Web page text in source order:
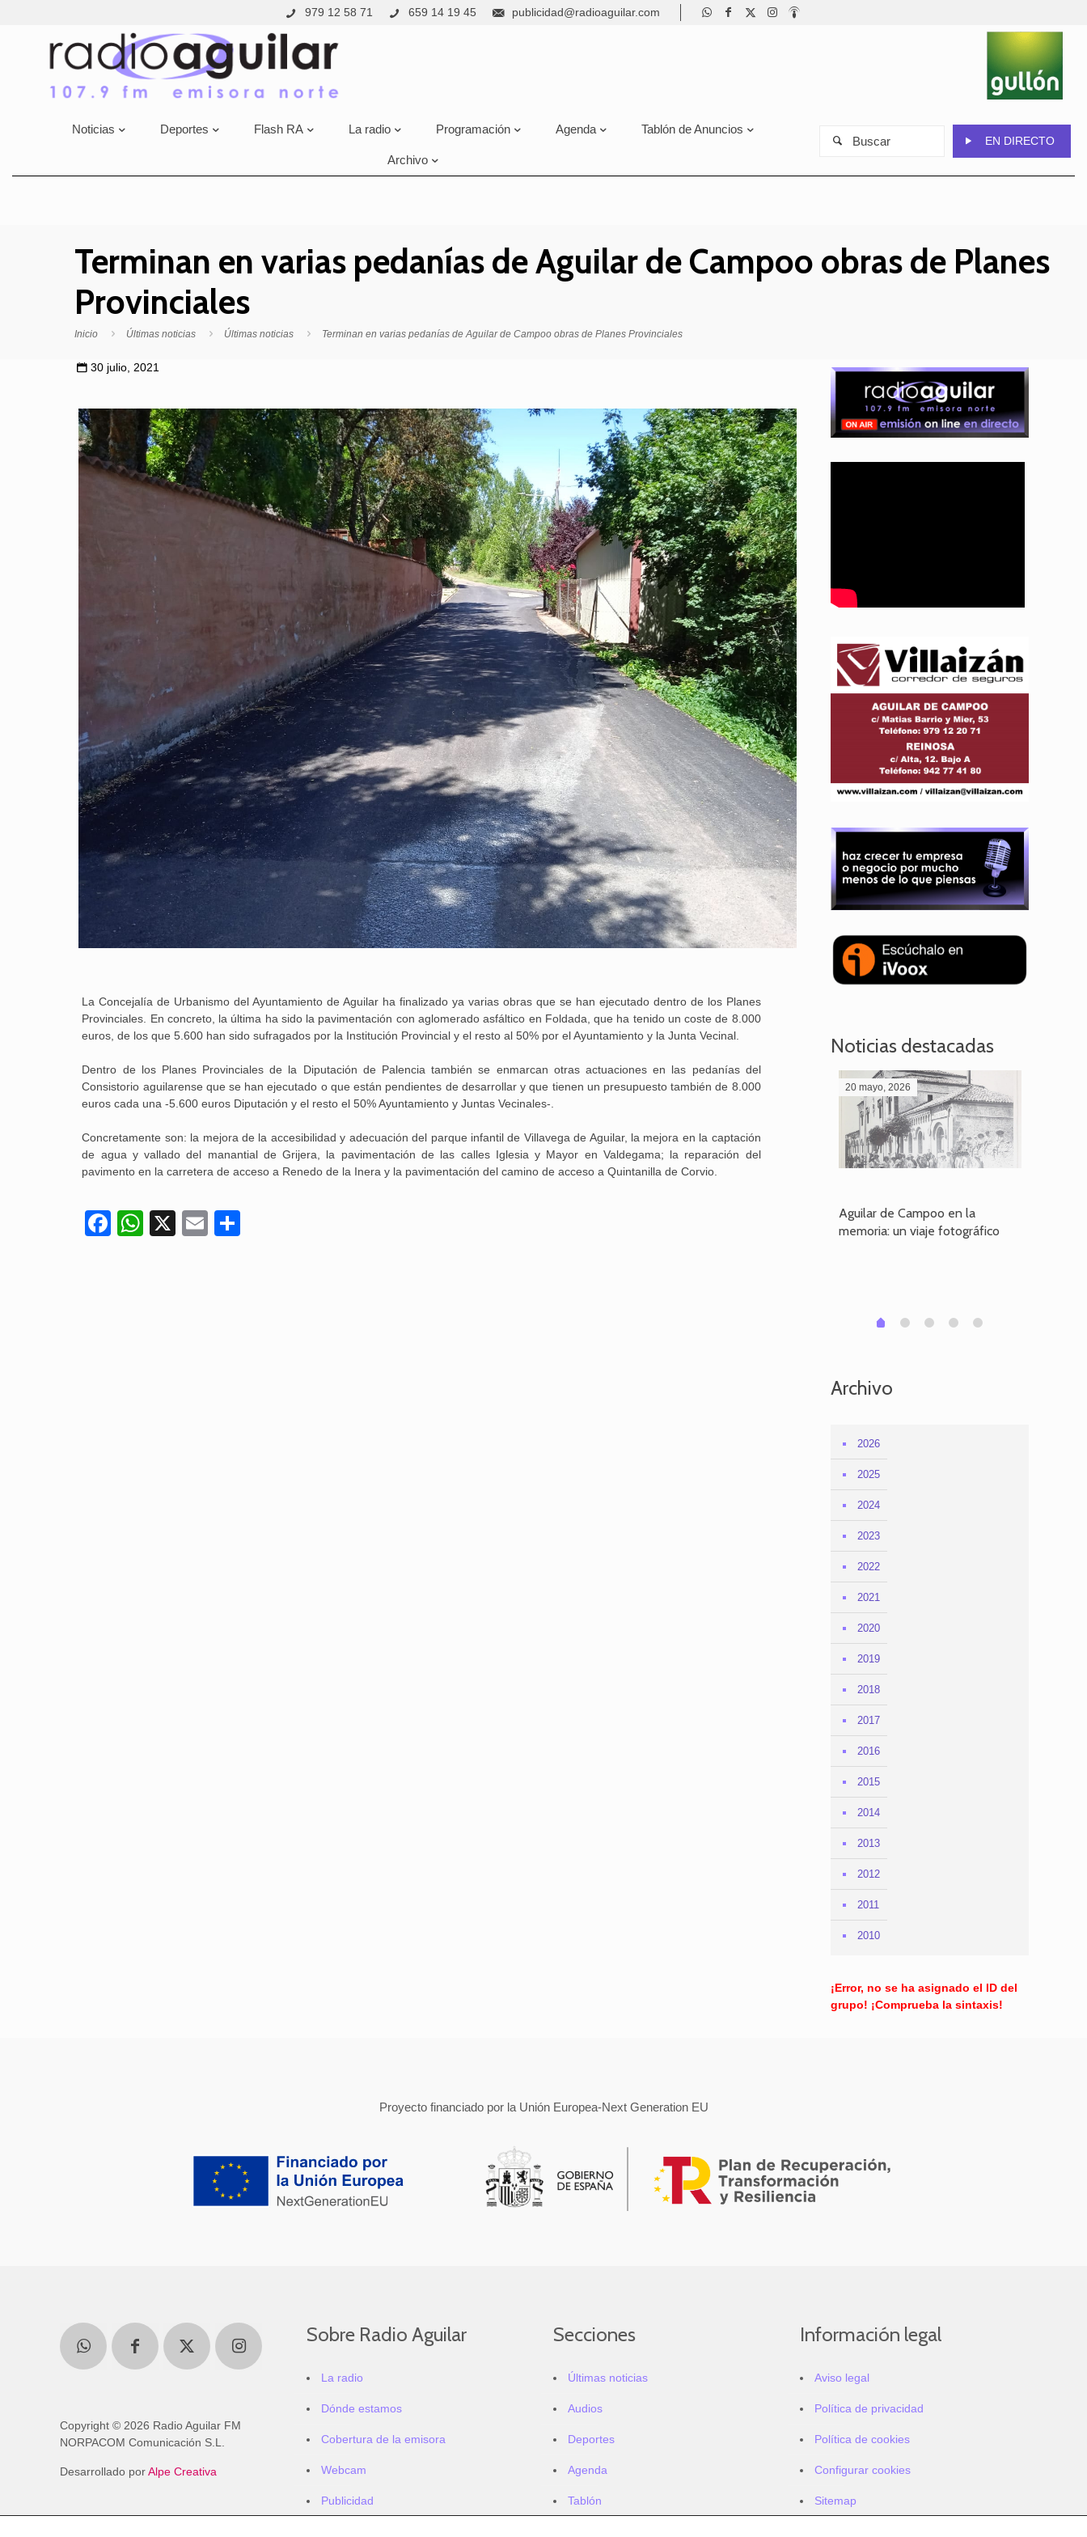
979 12 58 71 659 14 19 45 publicidad@radioaguilar.com
Noticias Deportes Flash RA La radio Programación Agenda Tablón de Anuncios
Archivo
EN DIRECTO
Terminan en varias pedanías de Aguilar de Campoo obras de Planes
Provinciales
Inicio Últimas noticias Últimas noticias Terminan en varias pedanías de Aguilar de Campoo obras de Planes Provinciales
30 julio, 2021
La Concejalía de Urbanismo del Ayuntamiento de Aguilar ha finalizado ya varias obras que se han ejecutado dentro de los Planes
Provinciales. En concreto, la última ha sido la pavimentación con aglomerado asfáltico en Foldada, que ha tenido un coste de 8.000
euros, de los que 5.600 han sido sufragados por la Institución Provincial y el resto al 50% por el Ayuntamiento y la Junta Vecinal.
Dentro de los Planes Provinciales de la Diputación de Palencia también se enmarcan otras actuaciones en las pedanías del
Consistorio aguilarense que se han ejecutado o que están pendientes de desarrollar y que tienen un presupuesto también de 8.000
euros cada una -5.600 euros Diputación y el resto el 50% Ayuntamiento y Juntas Vecinales-.
Concretamente son: la mejora de la accesibilidad y adecuación del parque infantil de Villavega de Aguilar, la mejora en la captación
de agua y vallado del manantial de Grijera, la pavimentación de las calles Iglesia y Mayor en Valdegama; la reparación del
pavimento en la carretera de acceso a Renedo de la Inera y la pavimentación del camino de acceso a Quintanilla de Corvio.
Facebook
WhatsApp
X Email
Noticias destacadas
25 febrero, 2026 20 mayo, 2026
Aguilar de Campoo en la
memoria: un viaje fotográfico
0 1 2 3 4
Archivo
2026
2025
2024
2023
2022
2021
2020
2019
2018
2017
2016
2015
2014
2013
2012
2011
2010
¡Error, no se ha asignado el ID del
grupo! ¡Comprueba la sintaxis!
Proyecto financiado por la Unión Europea-Next Generation EU
Copyright © 2026 Radio Aguilar FM
NORPACOM Comunicación S.L.
Desarrollado porAlpe Creativa
Sobre Radio Aguilar
La radio
Dónde estamos
Cobertura de la emisora
Webcam
Publicidad
Secciones
Últimas noticias
Audios
Deportes
Agenda
Tablón
Información legal
Aviso legal
Política de privacidad
Política de cookies
Configurar cookies
Sitemap